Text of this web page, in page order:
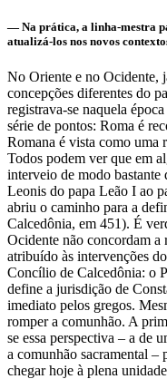
— Na prática, a linha-mestra
atualizá-los nos novos
No Oriente e no Ocidente,
concepções diferentes do
registrava-se naquela
série de pontos: Roma é
Romana é vista como uma
Todos podem ver que em
interveio de modo
Leonis do papa Leão I ao
abriu o caminho para a
Calcedônia, em 451). É
Ocidente não concordam a
atribuído às intervenções
Concílio de Calcedônia: o
define a jurisdição de
imediato pelos gregos.
romper a comunhão. A
se essa perspectiva – a de
a comunhão sacramental –
chegar hoje à plena